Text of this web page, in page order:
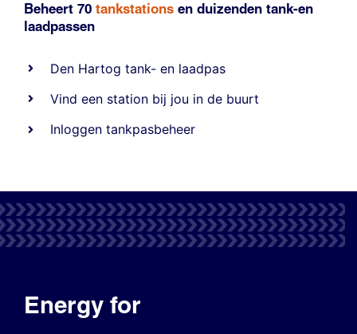
Beheert 70 tankstations en duizenden tank-en
laadpassen
Den Hartog tank- en laadpas
Vind een station bij jou in de buurt
Inloggen tankpasbeheer
Energy for